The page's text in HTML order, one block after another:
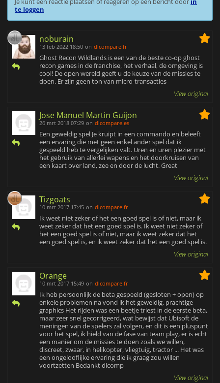
te loggen
noburain
13 feb 2022 18:50 on dlcompare.fr
Ghost Recon Wildlands is een van de beste co-op ghost
recon games in de franchise, het verhaal, de omgeving is
cool! De open wereld geeft u de keuze van de missies te
doen. Er zijn geen ton van micro-transacties
View original
Jose Manuel Martin Guijon
26 mrt 2018 07:29 on dlcompare.es
Een geweldig spel Je kruipt in een commando en beleeft
een ervaring die met geen enkel ander spel dat ik
gespeeld heb te vergelijken valt. Uren en uren plezier met
het gebruik van allerlei wapens en het doorkruisen van
een kaart over land, zee en door de lucht. Great
View original
Tizgoats
10 mrt 2017 17:45 on dlcompare.fr
Ik weet niet zeker of het een goed spel is of niet, maar ik
weet zeker dat het een goed spel is. Ik weet niet zeker of
het een goed spel is of niet, maar ik weet zeker dat het
een goed spel is, en ik weet zeker dat het een goed spel is.
View original
Orange
10 mrt 2017 15:49 on dlcompare.fr
Ik heb persoonlijk de beta gespeeld (gesloten + open) op
enkele problemen na vond ik het geweldig, prachtige
graphics Het rijden was een beetje triest in de eerste beta,
maar zeer snel gecorrigeerd, wat bewijst dat Ubisoft de
meningen van de spelers zal volgen, en dit is een pluspunt
voor het spel, ik hield van de fase van team play, er is echt
een manier om de missies te doen zoals we willen,
discreet, zwaar, in helikopter, vliegtuig, tractor ... Het was
een ongelooflijke ervaring die ik graag zou willen
voortzetten Bedankt dlcomp
View original